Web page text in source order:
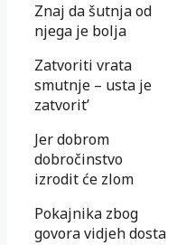
Znaj da šutnja od
njega je bolja
Zatvoriti vrata
smutnje – usta je
zatvorit’
Jer dobrom
dobročinstvo
izrodit će zlom
Pokajnika zbog
govora vidjeh dosta